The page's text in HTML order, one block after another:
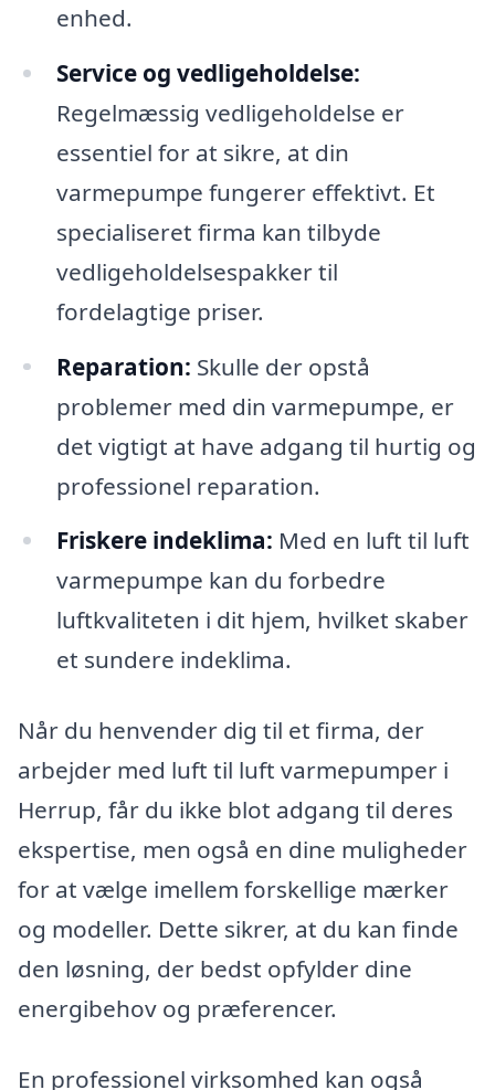
enhed.
Service og vedligeholdelse:
Regelmæssig vedligeholdelse er
essentiel for at sikre, at din
varmepumpe fungerer effektivt. Et
specialiseret firma kan tilbyde
vedligeholdelsespakker til
fordelagtige priser.
Reparation: Skulle der opstå
problemer med din varmepumpe, er
det vigtigt at have adgang til hurtig og
professionel reparation.
Friskere indeklima: Med en luft til luft
varmepumpe kan du forbedre
luftkvaliteten i dit hjem, hvilket skaber
et sundere indeklima.
Når du henvender dig til et firma, der
arbejder med luft til luft varmepumper i
Herrup, får du ikke blot adgang til deres
ekspertise, men også en dine muligheder
for at vælge imellem forskellige mærker
og modeller. Dette sikrer, at du kan finde
den løsning, der bedst opfylder dine
energibehov og præferencer.
En professionel virksomhed kan også